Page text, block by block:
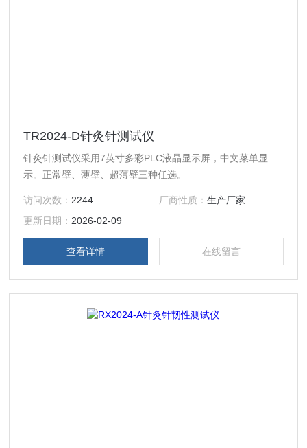
TR2024-D针灸针测试仪
针灸针测试仪采用7英寸多彩PLC液晶显示屏，中文菜单显
示。正常壁、薄壁、超薄壁三种任选。
访问次数： 2244 厂商性质： 生产厂家
更新日期： 2026-02-09
查看详情 在线留言